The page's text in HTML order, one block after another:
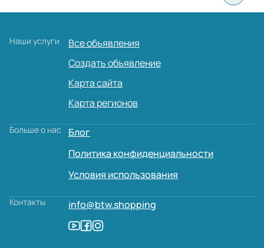
Наши услуги
Все объявления
Создать объявление
Карта сайта
Карта регионов
Больше о нас
Блог
Политика конфиденциальности
Условия использования
Контакты info@btw.shopping